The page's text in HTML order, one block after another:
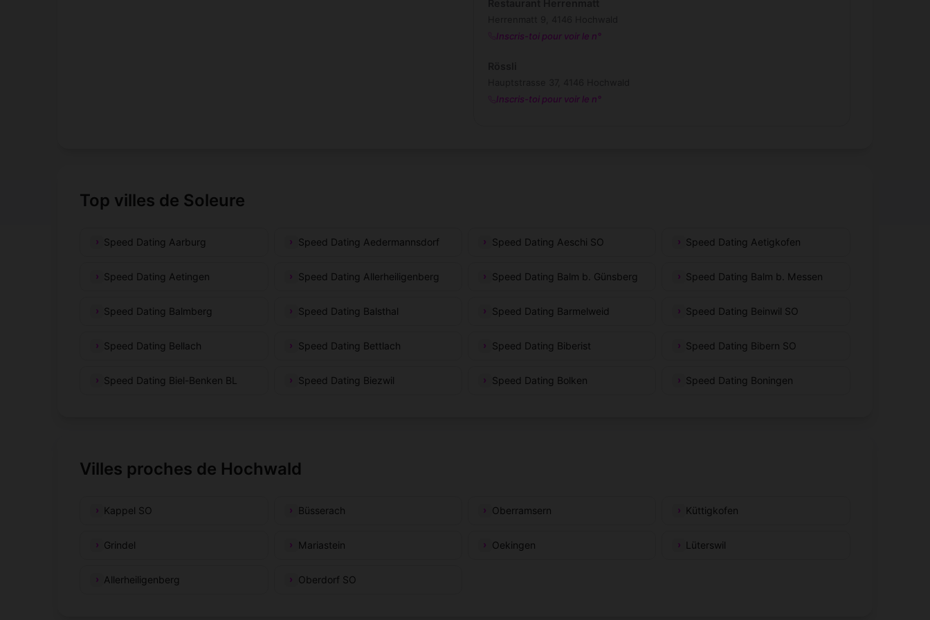
Inscris-toi pour voir le n°
Inscris-toi pour voir le n°
Top villes de Soleure
Speed Dating Aarburg Speed Dating Aedermannsdorf Speed Dating Aeschi SO Speed Dating Aetigkofen
Speed Dating Aetingen Speed Dating Allerheiligenberg Speed Dating Balm b. Günsberg Speed Dating Balm b. Messen
Speed Dating Balmberg Speed Dating Balsthal Speed Dating Barmelweid Speed Dating Beinwil SO
Speed Dating Bellach Speed Dating Bettlach Speed Dating Biberist Speed Dating Bibern SO
Speed Dating Biel-Benken BL Speed Dating Biezwil Speed Dating Bolken Speed Dating Boningen
Villes proches de Hochwald
Kappel SO Büsserach Oberramsern Küttigkofen
Grindel Mariastein Oekingen Lüterswil
Allerheiligenberg Oberdorf SO